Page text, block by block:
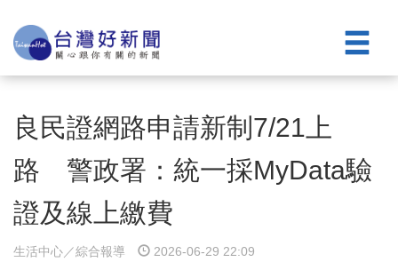
良民證網路申請新制7/21上
路 警政署：統一採MyData驗
證及線上繳費
生活中心／綜合報導 2026-06-29 22:09